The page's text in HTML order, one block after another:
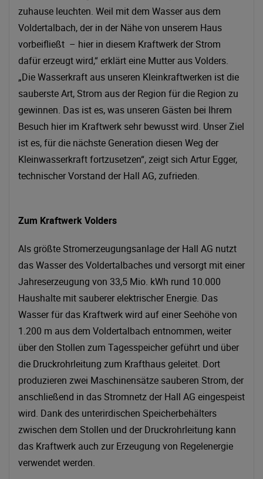
zuhause leuchten. Weil mit dem Wasser aus dem
Voldertalbach, der in der Nähe von unserem Haus
vorbeifließt – hier in diesem Kraftwerk der Strom
dafür erzeugt wird,“ erklärt eine Mutter aus Volders.
„Die Wasserkraft aus unseren Kleinkraftwerken ist die
sauberste Art, Strom aus der Region für die Region zu
gewinnen. Das ist es, was unseren Gästen bei Ihrem
Besuch hier im Kraftwerk sehr bewusst wird. Unser Ziel
ist es, für die nächste Generation diesen Weg der
Kleinwasserkraft fortzusetzen“, zeigt sich Artur Egger,
technischer Vorstand der Hall AG, zufrieden.
Zum Kraftwerk Volders
Als größte Stromerzeugungsanlage der Hall AG nutzt
das Wasser des Voldertalbaches und versorgt mit einer
Jahreserzeugung von 33,5 Mio. kWh rund 10.000
Haushalte mit sauberer elektrischer Energie. Das
Wasser für das Kraftwerk wird auf einer Seehöhe von
1.200 m aus dem Voldertalbach entnommen, weiter
über den Stollen zum Tagesspeicher geführt und über
die Druckrohrleitung zum Krafthaus geleitet. Dort
produzieren zwei Maschinensätze sauberen Strom, der
anschließend in das Stromnetz der Hall AG eingespeist
wird. Dank des unterirdischen Speicherbehälters
zwischen dem Stollen und der Druckrohrleitung kann
das Kraftwerk auch zur Erzeugung von Regelenergie
verwendet werden.